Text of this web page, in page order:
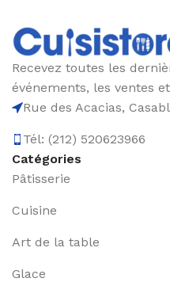
Recevez toutes les
événements, les ventes
Rue des Acacias,
Tél: (212) 520623966
Catégories
Pâtisserie
Cuisine
Art de la table
Glace